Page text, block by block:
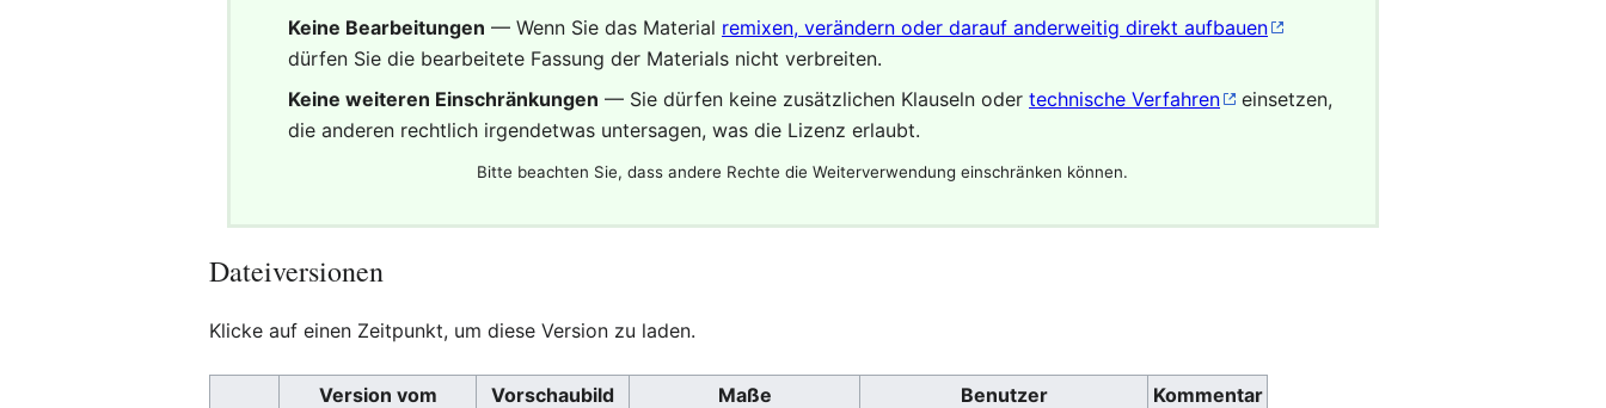
Keine Bearbeitungen — Wenn Sie das Material remixen, verändern oder darauf anderweitig direkt aufbauen
dürfen Sie die bearbeitete Fassung der Materials nicht verbreiten.
Keine weiteren Einschränkungen — Sie dürfen keine zusätzlichen Klauseln odertechnische Verfahren
einsetzen,
die anderen rechtlich irgendetwas untersagen, was die Lizenz erlaubt.
Bitte beachten Sie, dass andere Rechte die Weiterverwendung einschränken können.
Dateiversionen
Klicke auf einen Zeitpunkt, um diese Version zu laden.
Version vom Vorschaubild Maße Benutzer
Kommentar